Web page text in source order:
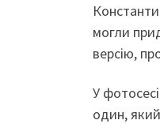
могли
версію,
У
один,